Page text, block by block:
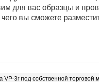
для вас образцы и
чего вы сможете